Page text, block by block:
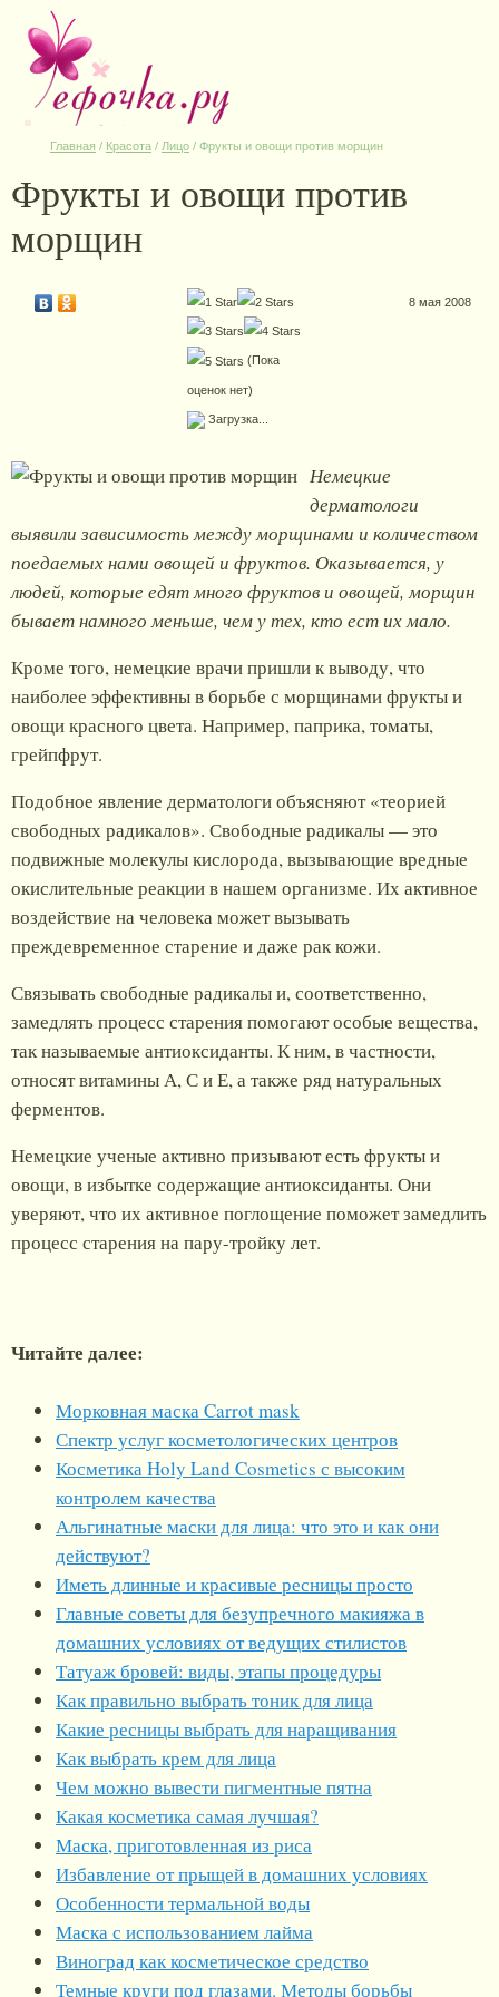
Главная / Красота / Лицо / Фрукты и овощи против морщин
Фрукты и овощи против
морщин
(Пока
оценок нет)
Загрузка...
8 мая 2008
Немецкие
дерматологи
выявили зависимость между морщинами и количеством
поедаемых нами овощей и фруктов. Оказывается, у
людей, которые едят много фруктов и овощей, морщин
бывает намного меньше, чем у тех, кто ест их мало.
Кроме того, немецкие врачи пришли к выводу, что
наиболее эффективны в борьбе с морщинами фрукты и
овощи красного цвета. Например, паприка, томаты,
грейпфрут.
Подобное явление дерматологи объясняют «теорией
свободных радикалов». Свободные радикалы — это
подвижные молекулы кислорода, вызывающие вредные
окислительные реакции в нашем организме. Их активное
воздействие на человека может вызывать
преждевременное старение и даже рак кожи.
Связывать свободные радикалы и, соответственно,
замедлять процесс старения помогают особые вещества,
так называемые антиоксиданты. К ним, в частности,
относят витамины А, С и Е, а также ряд натуральных
ферментов.
Немецкие ученые активно призывают есть фрукты и
овощи, в избытке содержащие антиоксиданты. Они
уверяют, что их активное поглощение поможет замедлить
процесс старения на пару-тройку лет.
Читайте далее:
Морковная маска Carrot mask
Спектр услуг косметологических центров
Косметика Holy Land Cosmetics с высоким
контролем качества
Альгинатные маски для лица: что это и как они
действуют?
Иметь длинные и красивые ресницы просто
Главные советы для безупречного макияжа в
домашних условиях от ведущих стилистов
Татуаж бровей: виды, этапы процедуры
Как правильно выбрать тоник для лица
Какие ресницы выбрать для наращивания
Как выбрать крем для лица
Чем можно вывести пигментные пятна
Какая косметика самая лучшая?
Маска, приготовленная из риса
Избавление от прыщей в домашних условиях
Особенности термальной воды
Маска с использованием лайма
Виноград как косметическое средство
Темные круги под глазами. Методы борьбы